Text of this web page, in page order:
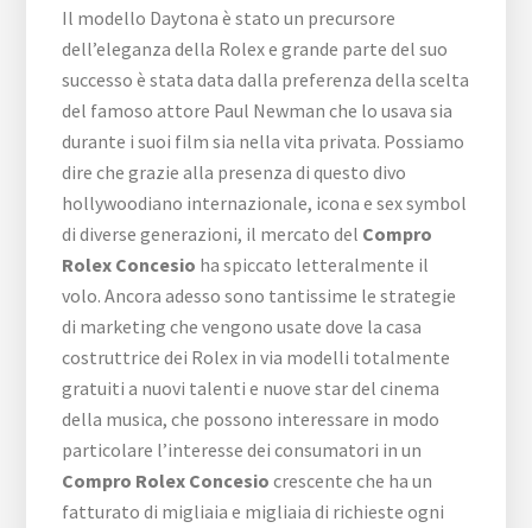
Il modello Daytona è stato un precursore
dell’eleganza della Rolex e grande parte del suo
successo è stata data dalla preferenza della scelta
del famoso attore Paul Newman che lo usava sia
durante i suoi film sia nella vita privata. Possiamo
dire che grazie alla presenza di questo divo
hollywoodiano internazionale, icona e sex symbol
di diverse generazioni, il mercato del Compro
Rolex Concesio ha spiccato letteralmente il
volo. Ancora adesso sono tantissime le strategie
di marketing che vengono usate dove la casa
costruttrice dei Rolex in via modelli totalmente
gratuiti a nuovi talenti e nuove star del cinema
della musica, che possono interessare in modo
particolare l’interesse dei consumatori in un
Compro Rolex Concesio crescente che ha un
fatturato di migliaia e migliaia di richieste ogni